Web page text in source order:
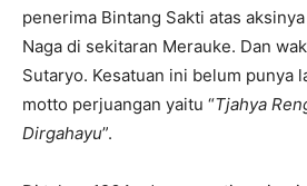
penerima Bintang Sakti atas
Naga di sekitaran Merauke. Dan
Sutaryo. Kesatuan ini belum punya
motto perjuangan yaitu “Tjahya
Dirgahayu”.